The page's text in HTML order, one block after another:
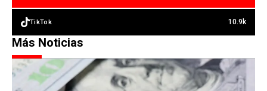
TikTok 10.9k
Más Noticias